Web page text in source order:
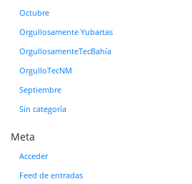
Octubre
Orgullosamente Yubartas
OrgullosamenteTecBahía
OrgulloTecNM
Septiembre
Sin categoría
Meta
Acceder
Feed de entradas